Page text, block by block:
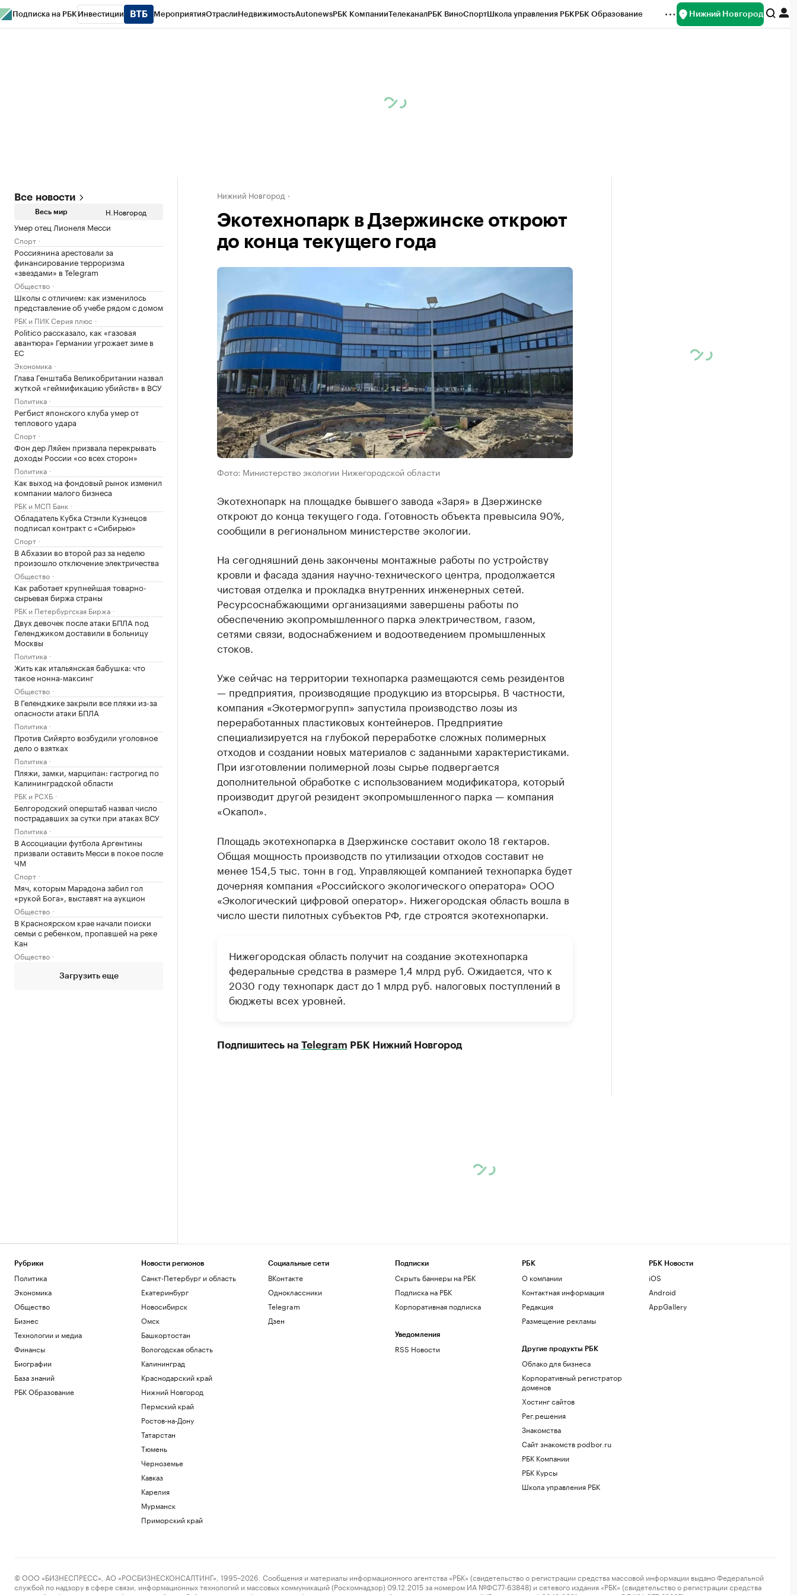
Подписка на РБК Инвестиции МероприятияОтраслиНедвижимостьAutonewsРБК КомпанииТелеканалРБК ВиноСпортШкола управления РБКРБК Образование Нижний Новгород
Все новости
Весь мир Н.Новгород
Умер отец Лионеля Месси
Спорт
Россиянина арестовали за
финансирование терроризма
«звездами» в Telegram
Общество
Школы с отличием: как изменилось
представление об учебе рядом с домом
РБК и ПИК Серия плюс
Politico рассказало, как «газовая
авантюра» Германии угрожает зиме в
ЕС
Экономика
Глава Генштаба Великобритании назвал
жуткой «геймификацию убийств» в ВСУ
Политика
Регбист японского клуба умер от
теплового удара
Спорт
Фон дер Ляйен призвала перекрывать
доходы России «со всех сторон»
Политика
Как выход на фондовый рынок изменил
компании малого бизнеса
РБК и МСП Банк
Обладатель Кубка Стэнли Кузнецов
подписал контракт с «Сибирью»
Спорт
В Абхазии во второй раз за неделю
произошло отключение электричества
Общество
Как работает крупнейшая товарно-
сырьевая биржа страны
РБК и Петербургская Биржа
Двух девочек после атаки БПЛА под
Геленджиком доставили в больницу
Москвы
Политика
Жить как итальянская бабушка: что
такое нонна-максинг
Общество
В Геленджике закрыли все пляжи из-за
опасности атаки БПЛА
Политика
Против Сийярто возбудили уголовное
дело о взятках
Политика
Пляжи, замки, марципан: гастрогид по
Калининградской области
РБК и РСХБ
Белгородский оперштаб назвал число
пострадавших за сутки при атаках ВСУ
Политика
В Ассоциации футбола Аргентины
призвали оставить Месси в покое после
ЧМ
Спорт
Мяч, которым Марадона забил гол
«рукой Бога», выставят на аукцион
Общество
В Красноярском крае начали поиски
семьи с ребенком, пропавшей на реке
Кан
Общество
Загрузить еще
Нижний Новгород
Экотехнопарк в Дзержинске откроют
до конца текущего года
Фото: Министерство экологии Нижегородской области
Экотехнопарк на площадке бывшего завода «Заря» в Дзержинске
откроют до конца текущего года. Готовность объекта превысила 90%,
сообщили в региональном министерстве экологии.
На сегодняшний день закончены монтажные работы по устройству
кровли и фасада здания научно-технического центра, продолжается
чистовая отделка и прокладка внутренних инженерных сетей.
Ресурсоснабжающими организациями завершены работы по
обеспечению экопромышленного парка электричеством, газом,
сетями связи, водоснабжением и водоотведением промышленных
стоков.
Уже сейчас на территории технопарка размещаются семь резидентов
— предприятия, производящие продукцию из вторсырья. В частности,
компания «Экотермогрупп» запустила производство лозы из
переработанных пластиковых контейнеров. Предприятие
специализируется на глубокой переработке сложных полимерных
отходов и создании новых материалов с заданными характеристиками.
При изготовлении полимерной лозы сырье подвергается
дополнительной обработке с использованием модификатора, который
производит другой резидент экопромышленного парка — компания
«Окапол».
Площадь экотехнопарка в Дзержинске составит около 18 гектаров.
Общая мощность производств по утилизации отходов составит не
менее 154,5 тыс. тонн в год. Управляющей компанией технопарка будет
дочерняя компания «Российского экологического оператора» ООО
«Экологический цифровой оператор». Нижегородская область вошла в
число шести пилотных субъектов РФ, где строятся экотехнопарки.
Нижегородская область получит на создание экотехнопарка
федеральные средства в размере 1,4 млрд руб. Ожидается, что к
2030 году технопарк даст до 1 млрд руб. налоговых поступлений в
бюджеты всех уровней.
Подпишитесь на Telegram РБК Нижний Новгород
Рубрики
Политика
Экономика
Общество
Бизнес
Технологии и медиа
Финансы
Биографии
База знаний
РБК Образование
Новости регионов
Санкт-Петербург и область
Екатеринбург
Новосибирск
Омск
Башкортостан
Вологодская область
Калининград
Краснодарский край
Нижний Новгород
Пермский край
Ростов-на-Дону
Татарстан
Тюмень
Черноземье
Кавказ
Карелия
Мурманск
Приморский край
Социальные сети
ВКонтакте
Одноклассники
Telegram
Дзен
Подписки
Скрыть баннеры на РБК
Подписка на РБК
Корпоративная подписка
Уведомления
RSS Новости
РБК
О компании
Контактная информация
Редакция
Размещение рекламы
Другие продукты РБК
Облако для бизнеса
Корпоративный регистратор
доменов
Хостинг сайтов
Рег.решения
Знакомства
Сайт знакомств podbor.ru
РБК Компании
РБК Курсы
Школа управления РБК
РБК Новости
iOS
Android
AppGallery
© ООО «БИЗНЕСПРЕСС», АО «РОСБИЗНЕСКОНСАЛТИНГ», 1995–2026. Сообщения и материалы информационного агентства «РБК» (свидетельство о регистрации средства массовой информации выдано Федеральной
службой по надзору в сфере связи, информационных технологий и массовых коммуникаций (Роскомнадзор) 09.12.2015 за номером ИА №ФС77-63848) и сетевого издания «РБК» (свидетельство о регистрации средства